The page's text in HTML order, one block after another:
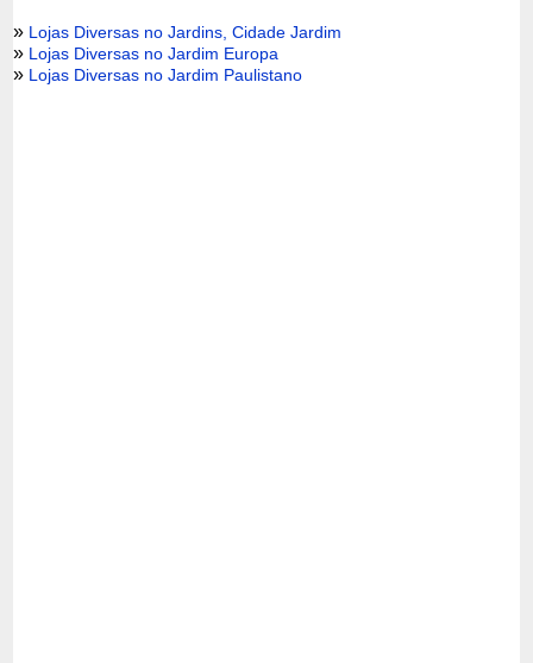
» Lojas Diversas no Jardins, Cidade Jardim
» Lojas Diversas no Jardim Europa
» Lojas Diversas no Jardim Paulistano